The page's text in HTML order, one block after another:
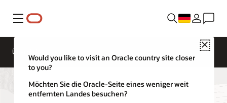
Menü
Close
Would you like to visit an Oracle country site closer
to you?
Möchten Sie die Oracle-Seite eines weniger weit
entfernten Landes besuchen?
Überblick